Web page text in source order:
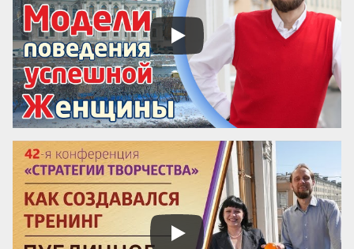
Эти вопросы особенно актуальны для
женщин-новаторов, которые
разрабатывают авторские методики, но
сталкиваются с трудностями в их
продвижении и институ...